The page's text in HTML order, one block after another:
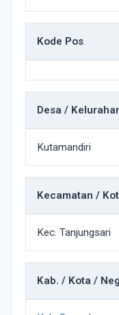
Kode Pos
Desa /
Kutamandiri
Kecamatan /
Kec. Tanjungsari
Kab. / Kota /